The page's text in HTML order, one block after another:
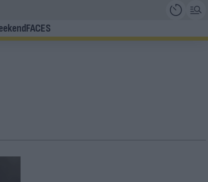
FACES